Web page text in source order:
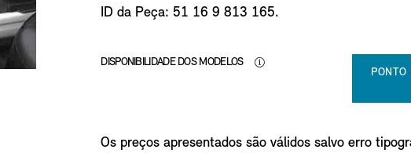
ID da Peça: 51 16 9 813 165.
DISPONIBILIDADE DOS MODELOS
Os preços apresentados são válidos salvo erro